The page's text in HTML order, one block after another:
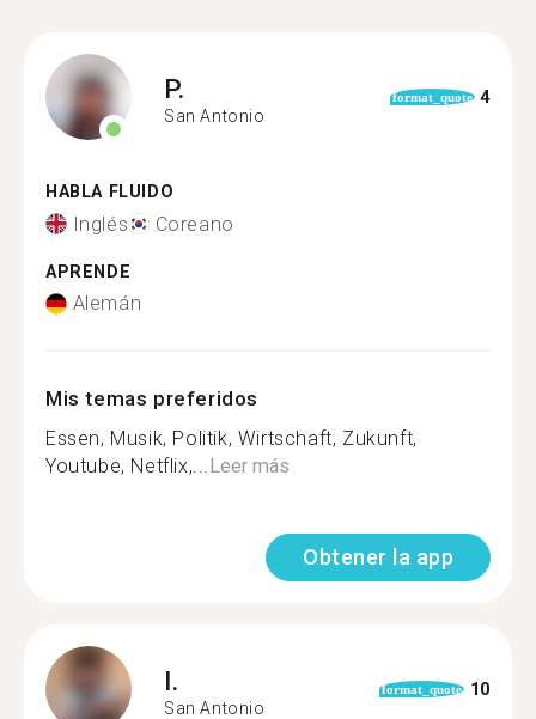
P.
San Antonio
format_quote 4
HABLA FLUIDO
Inglés Coreano
APRENDE
Alemán
Mis temas preferidos
Essen, Musik, Politik, Wirtschaft, Zukunft,
Youtube, Netflix,...Leer más
Obtener la app
I.
San Antonio
format_quote 10